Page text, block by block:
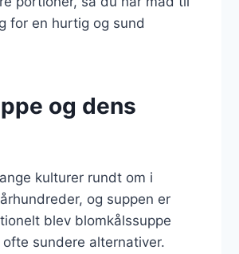
for en hurtig og sund
og dens
kulturer rundt om i
og suppen er
blev blomkålssuppe
sundere alternativer.